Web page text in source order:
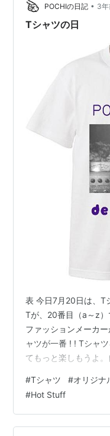
わ、カニカマ）調味
き片栗粉等タイミング
POCHIの日記 • 3
Tシャツの日
表 今日7月20日は、T
Tが、20番目（a～z
ファッションメーカ
ャツが一番 ! ! Tシャ
てもっと楽しもうよ
は、洗濯に弱く剥が
ダーしたものは、2シ
た。今回の品物の耐
は、このTシャツで大
#Tシャツ #オリジナ
#Hot Stuff